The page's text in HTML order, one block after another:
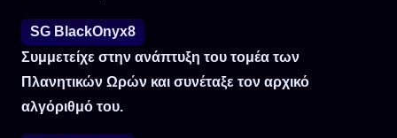
SG BlackOnyx8
Συμμετείχε στην ανάπτυξη του τομέα των
Πλανητικών Ωρών και συνέταξε τον αρχικό
αλγόριθμό του.